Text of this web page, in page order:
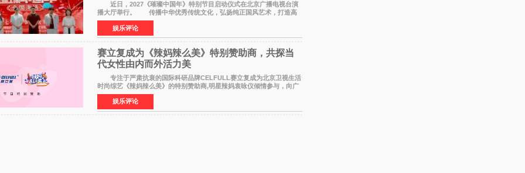
近日，2027《璀璨中国年》特别节目启动仪式在北京广播电视台演
播大厅举行。 传播中华优秀传统文化，弘扬纯正国风艺术，打造高
规格、高质感、正能量的文艺盛典，是璀璨中国年矢志不渝的初心
娱乐评论
赛立复成为《辣妈辣么美》特别赞助商，共探当
代女性由内而外活力美
专注于严肃抗衰的国际科研品牌CELFULL赛立复成为北京卫视生活
时尚综艺《辣妈辣么美》的特别赞助商,明星辣妈袁咏仪倾情参与，向广
大都市女性传递健康生活新主张，寄语当代女性在家庭与自我之间
娱乐评论